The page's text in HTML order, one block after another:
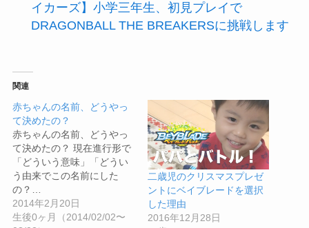
イカーズ】小学三年生、初見プレイで
DRAGONBALL THE BREAKERSに挑戦します
関連
赤ちゃんの名前、どうやっ
て決めたの？
赤ちゃんの名前、どうやっ
て決めたの？ 現在進行形で
「どういう意味」「どうい
う由来でこの名前にした
の？…
2014年2月20日
生後0ヶ月（2014/02/02〜
二歳児のクリスマスプレゼ
ントにベイブレードを選択
した理由
2016年12月28日